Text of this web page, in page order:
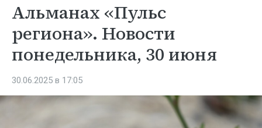
Альманах «Пульс
региона». Новости
понедельника, 30 июня
30.06.2025 в 17:05